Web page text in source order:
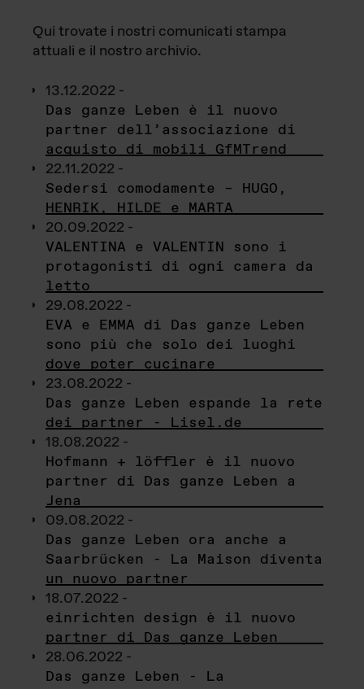
Qui trovate i nostri comunicati stampa
attuali e il nostro archivio.
13.12.2022 -
Das ganze Leben è il nuovo
partner dell’associazione di
acquisto di mobili GfMTrend
22.11.2022 -
Sedersi comodamente – HUGO,
HENRIK, HILDE e MARTA
20.09.2022 -
VALENTINA e VALENTIN sono i
protagonisti di ogni camera da
letto
29.08.2022 -
EVA e EMMA di Das ganze Leben
sono più che solo dei luoghi
dove poter cucinare
23.08.2022 -
Das ganze Leben espande la rete
dei partner - Lisel.de
18.08.2022 -
Hofmann + löffler è il nuovo
partner di Das ganze Leben a
Jena
09.08.2022 -
Das ganze Leben ora anche a
Saarbrücken - La Maison diventa
un nuovo partner
18.07.2022 -
einrichten design è il nuovo
partner di Das ganze Leben
28.06.2022 -
Das ganze Leben - La